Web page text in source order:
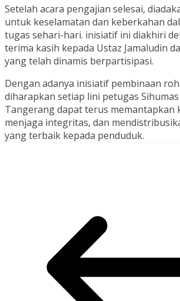
Setelah acara pengajian selesai,
untuk keselamatan dan keberkahan
tugas sehari-hari. inisiatif ini diakhiri
terima kasih kepada Ustaz Jamaludin
yang telah dinamis berpartisipasi.
Dengan adanya inisiatif pembinaan
diharapkan setiap lini petugas
Tangerang dapat terus memantapkan
menjaga integritas, dan
yang terbaik kepada penduduk.